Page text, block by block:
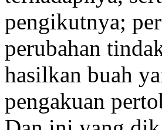
pengikutnya;
perubahan
hasilkan buah
pengakuan